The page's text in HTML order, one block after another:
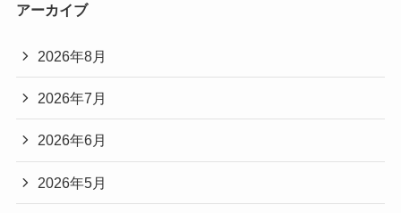
アーカイブ
2026年8月
2026年7月
2026年6月
2026年5月